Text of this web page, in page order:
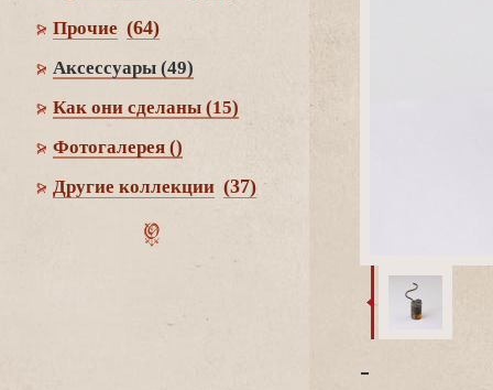
Прочие (64)
Аксессуары (49)
Как они сделаны (15)
Фотогалерея ()
Другие коллекции (37)
-